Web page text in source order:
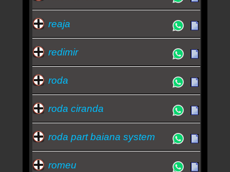
reaja
redimir
roda
roda ciranda
roda part baiana system
romeu